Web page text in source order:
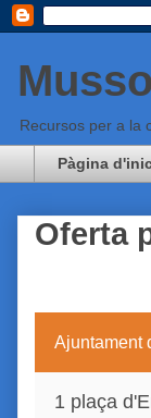
Recursos per a la
Pàgina
Oferta
Ajuntament
1 plaça